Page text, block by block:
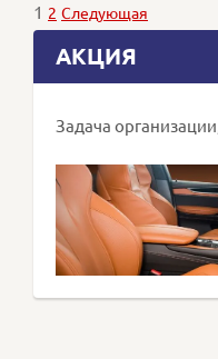
АКЦИЯ
Задача
1 2 Следующая